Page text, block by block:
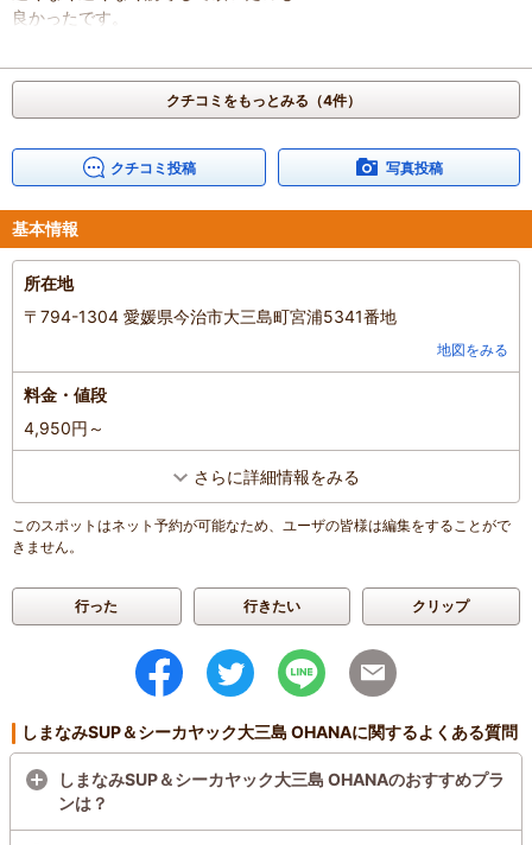
良かったです。
しれないです。色々と私は程よい距離感でした。
インストラクターの方が途中撮ってくれた写真は
片付け、シャワー後にエアドロしてくれました。
さっと洗い流して、水着なども洗ってから
近くの銭湯に移動しました。
銭湯は、食事もできて、ちょっとした休憩もできました。(マッサー
ジチェア・リクライニングチェアあり)
子供達がまた行きたいと言ってくれたので、
選んで良かったです。ありがとうございました！
混雑具合：普通
子どもの年齢：
人数
3人～5人
投稿日：2023年8月7日
クチコミをもっとみる（4件）
クチコミ投稿 写真投稿
基本情報
所在地
〒794-1304 愛媛県今治市大三島町宮浦5341番地
地図をみる
料金・値段
4,950円～
さらに詳細情報をみる
このスポットはネット予約が可能なため、ユーザの皆様は編集をすることがで
きません。
行った 行きたい クリップ
しまなみSUP＆シーカヤック大三島 OHANAに関するよくある質問
しまなみSUP＆シーカヤック大三島 OHANAのおすすめプラ
ンは？